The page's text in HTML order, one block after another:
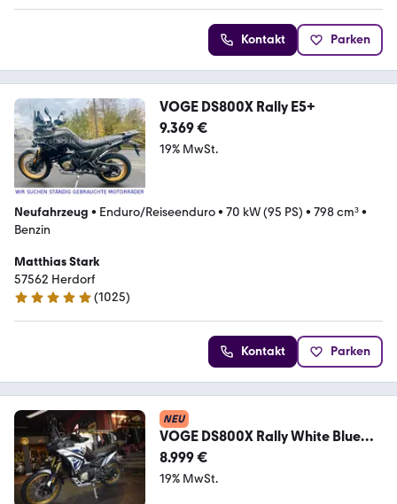
Kontakt Parken
VOGE DS800X Rally E5+
9.369 €
19% MwSt.
Neufahrzeug • Enduro/Reiseenduro• 70 kW (95 PS) • 798 cm³•
Benzin
Matthias Stark
57562 Herdorf
5 Sterne
(1025)
Kontakt Parken
NEU
VOGE DS800X Rally White Blue
E5+ 4,69% Zins 36 Monate
8.999 €
19% MwSt.